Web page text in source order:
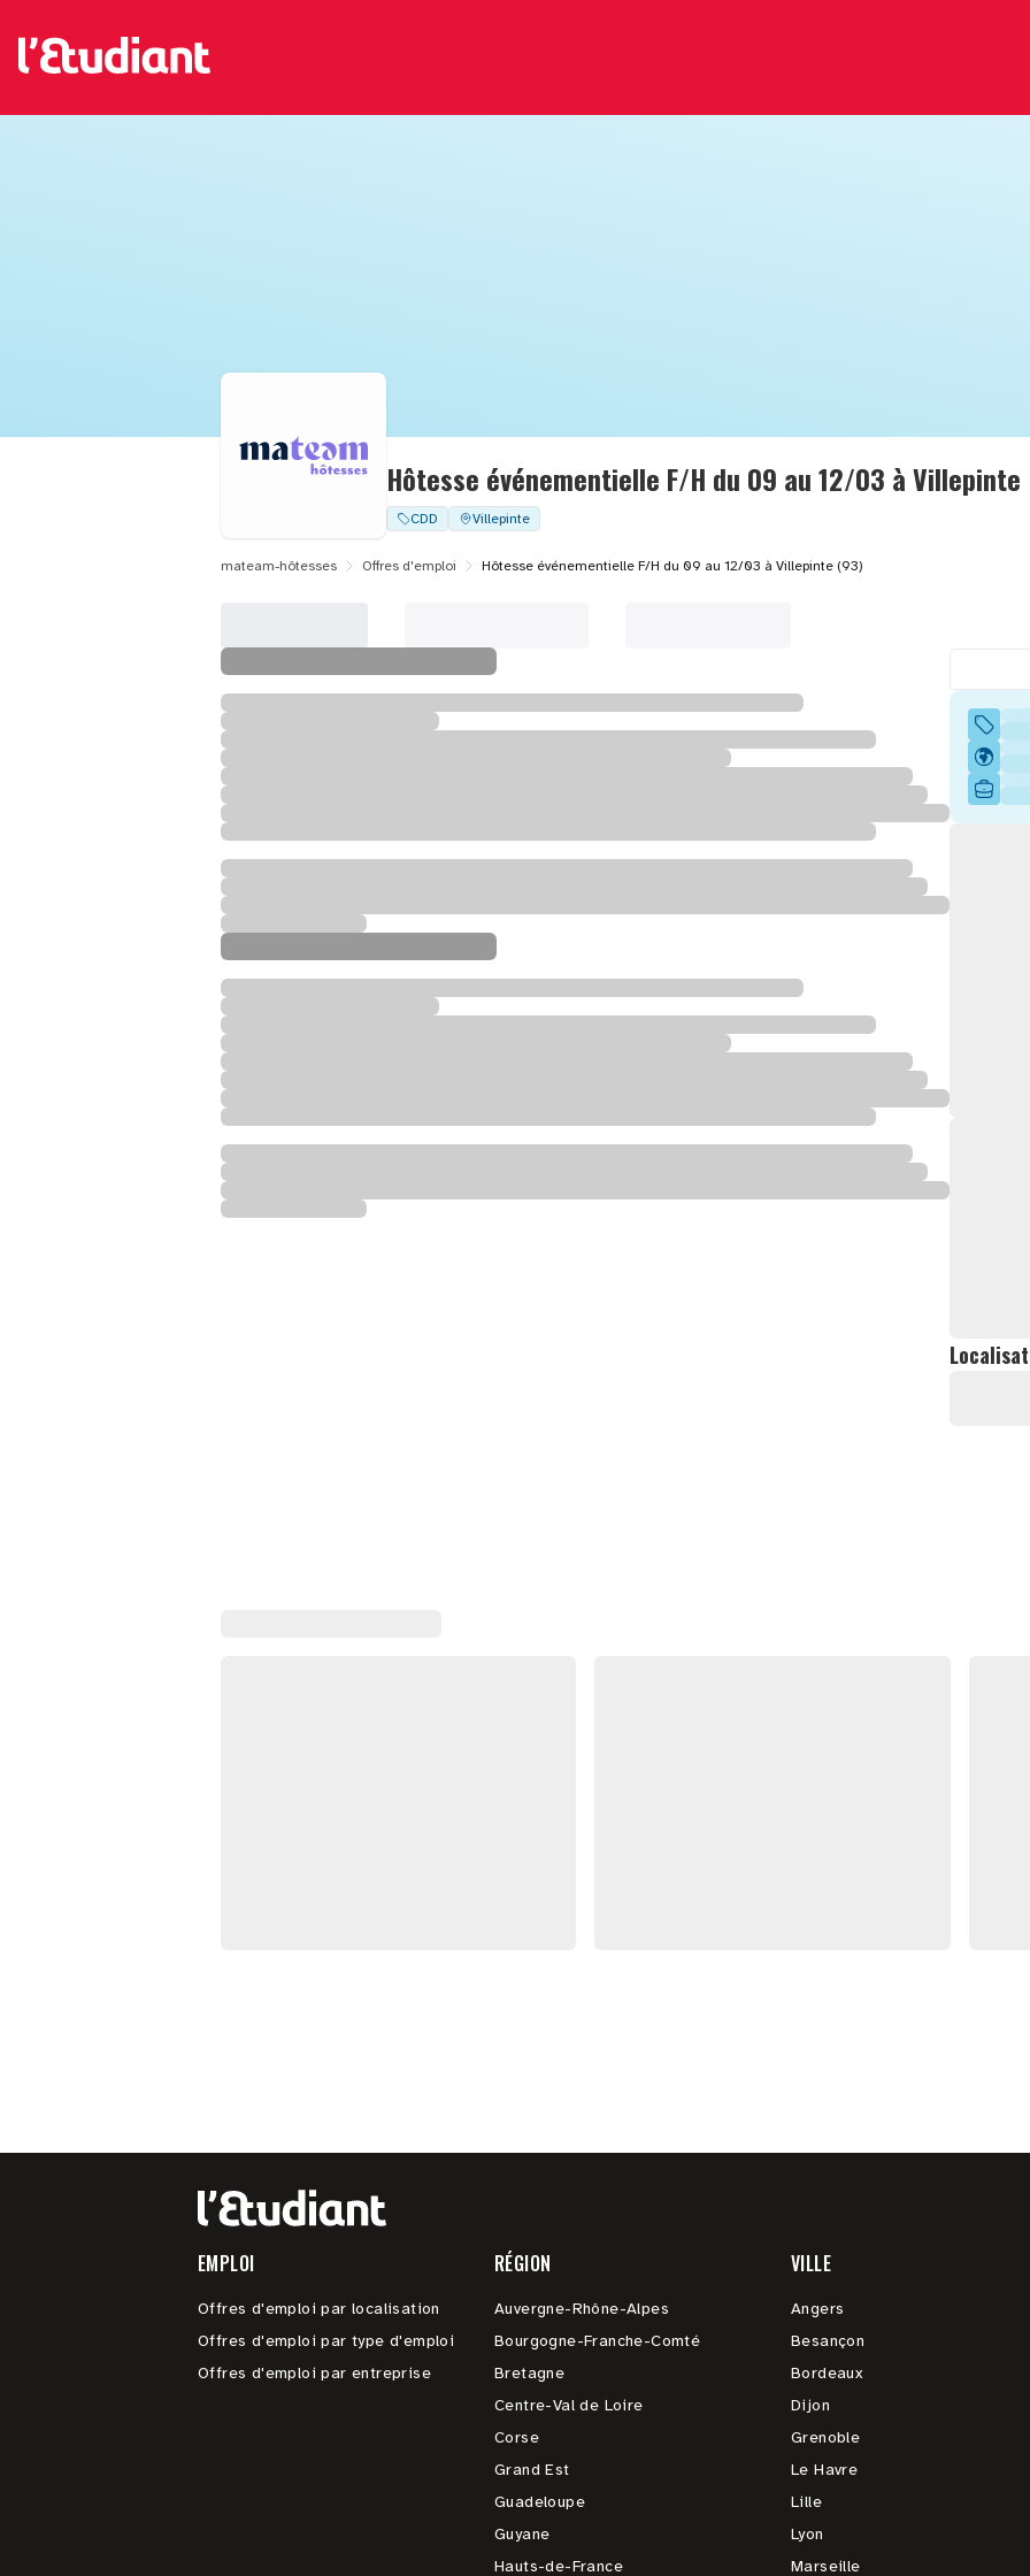
Hôtesse événementielle F/H du 09 au 12/03 à
CDD Villepinte
mateam-hôtesses Offres d'emploi Hôtesse événementielle F/H du 09 au 12/03 à Villepinte (93)
EMPLOI
Offres d'emploi par localisation
Offres d'emploi par type d'emploi
Offres d'emploi par entreprise
RÉGION
Auvergne-Rhône-Alpes
Bourgogne-Franche-Comté
Bretagne
Centre-Val de Loire
Corse
Grand Est
Guadeloupe
Guyane
Hauts-de-France
VILLE
Angers
Besançon
Bordeaux
Dijon
Grenoble
Le Havre
Lille
Lyon
Marseille